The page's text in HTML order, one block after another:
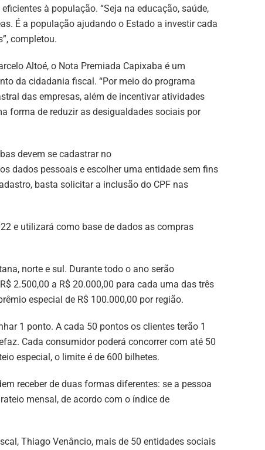
à população. “Seja na educação, saúde,
É a população ajudando o Estado a investir cada
completou.
Altoé, o Nota Premiada Capixaba é um
da cidadania fiscal. “Por meio do programa
das empresas, além de incentivar atividades
forma de reduzir as desigualdades sociais por
devem se cadastrar no
dados pessoais e escolher uma entidade sem fins
basta solicitar a inclusão do CPF nas
e utilizará como base de dados as compras
norte e sul. Durante todo o ano serão
2.500,00 a R$ 20.000,00 para cada uma das três
especial de R$ 100.000,00 por região.
1 ponto. A cada 50 pontos os clientes terão 1
Cada consumidor poderá concorrer com até 50
especial, o limite é de 600 bilhetes.
receber de duas formas diferentes: se a pessoa
mensal, de acordo com o índice de
Thiago Venâncio, mais de 50 entidades sociais